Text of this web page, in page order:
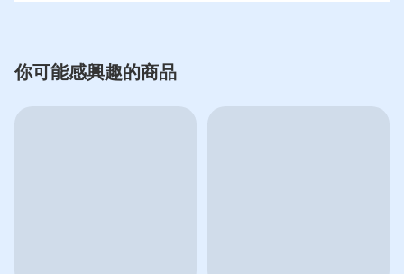
你可能感興趣的商品